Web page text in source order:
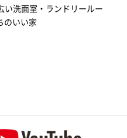
い洗面室・ランドリールー
のいい家